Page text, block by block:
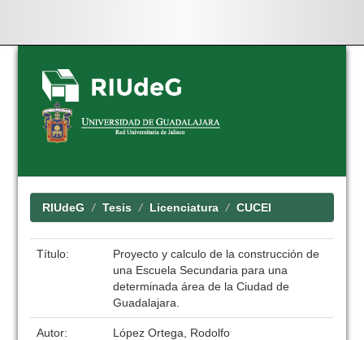
Skip
navigation
RIUdeG Tesis Licenciatura CUCEI
Título:
Proyecto y calculo de la construcción de
una Escuela Secundaria para una
determinada área de la Ciudad de
Guadalajara.
Autor:
López Ortega, Rodolfo